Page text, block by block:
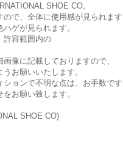
SHOE CO。
で、全体に使用感が見られま
ゲが見られます。
許容範囲内の
像に記載しておりますので、
お願いいたします。
ョンで不明な点は、お手数で
お願い致します。
SHOE CO)